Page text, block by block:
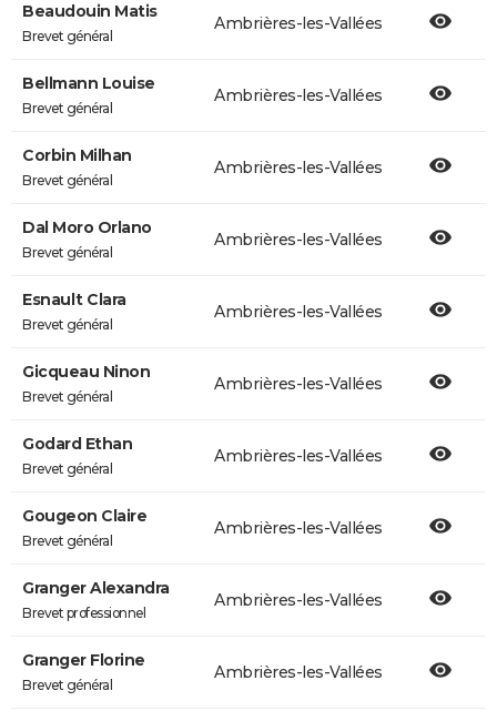
Beaudouin Matis
Brevet général
Ambrières-les-Vallées
Bellmann Louise
Brevet général
Ambrières-les-Vallées
Corbin Milhan
Brevet général
Ambrières-les-Vallées
Dal Moro Orlano
Brevet général
Ambrières-les-Vallées
Esnault Clara
Brevet général
Ambrières-les-Vallées
Gicqueau Ninon
Brevet général
Ambrières-les-Vallées
Godard Ethan
Brevet général
Ambrières-les-Vallées
Gougeon Claire
Brevet général
Ambrières-les-Vallées
Granger Alexandra
Brevet professionnel
Ambrières-les-Vallées
Granger Florine
Brevet général
Ambrières-les-Vallées